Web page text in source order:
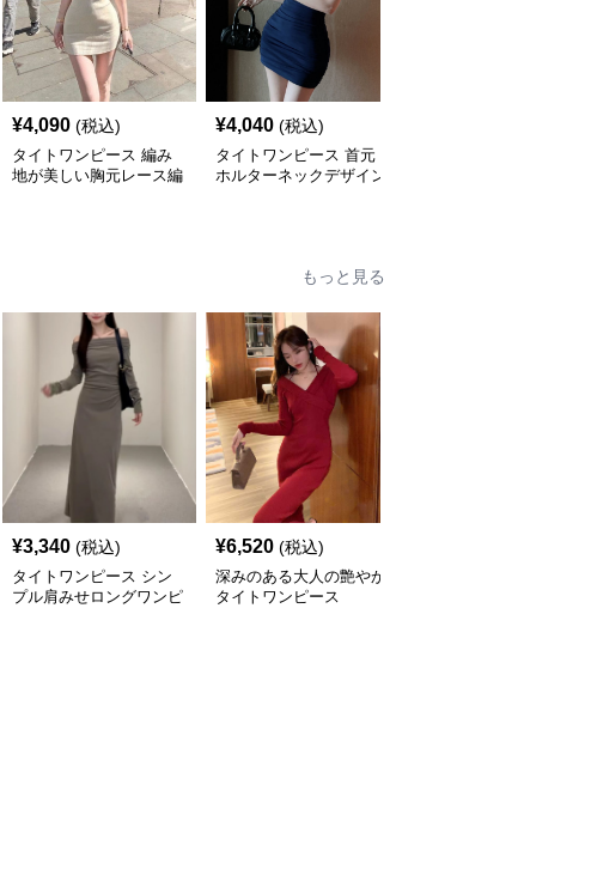
¥4,090 (税込)
タイトワンピース 編み
地が美しい胸元レース編
¥4,040 (税込)
タイトワンピース 首元
ホルターネックデザイン
もっと見る
¥3,340 (税込)
タイトワンピース シン
プル肩みせロングワンピ
¥6,520 (税込)
深みのある大人の艶やか
タイトワンピース